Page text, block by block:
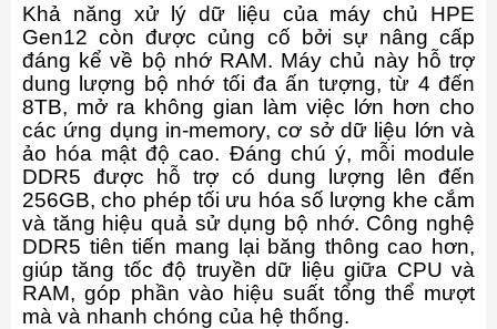
Khả năng xử lý dữ liệu của máy chủ HPE
Gen12 còn được củng cố bởi sự nâng cấp
đáng kể về bộ nhớ RAM. Máy chủ này hỗ trợ
dung lượng bộ nhớ tối đa ấn tượng, từ 4 đến
8TB, mở ra không gian làm việc lớn hơn cho
các ứng dụng in-memory, cơ sở dữ liệu lớn và
ảo hóa mật độ cao. Đáng chú ý, mỗi module
DDR5 được hỗ trợ có dung lượng lên đến
256GB, cho phép tối ưu hóa số lượng khe cắm
và tăng hiệu quả sử dụng bộ nhớ. Công nghệ
DDR5 tiên tiến mang lại băng thông cao hơn,
giúp tăng tốc độ truyền dữ liệu giữa CPU và
RAM, góp phần vào hiệu suất tổng thể mượt
mà và nhanh chóng của hệ thống.